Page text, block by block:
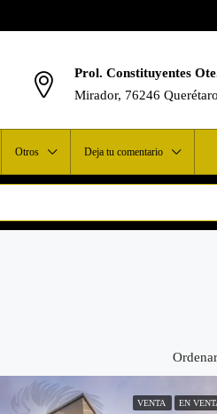
Prol. Constituyentes
Mirador, 76246 Querétaro
Otros Deja tu comentario
VENTA EN